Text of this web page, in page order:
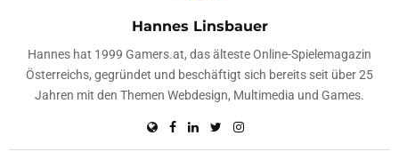
Hannes Linsbauer
Hannes hat 1999 Gamers.at, das älteste Online-Spielemagazin
Österreichs, gegründet und beschäftigt sich bereits seit über 25
Jahren mit den Themen Webdesign, Multimedia und Games.